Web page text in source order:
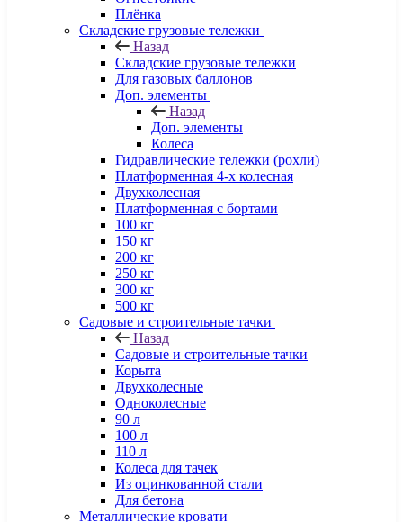
Плёнка
Складские грузовые тележки
Назад
Складские грузовые тележки
Для газовых баллонов
Доп. элементы
Назад
Доп. элементы
Колеса
Гидравлические тележки (рохли)
Платформенная 4-х колесная
Двухколесная
Платформенная с бортами
100 кг
150 кг
200 кг
250 кг
300 кг
500 кг
Садовые и строительные тачки
Назад
Садовые и строительные тачки
Корыта
Двухколесные
Одноколесные
90 л
100 л
110 л
Колеса для тачек
Из оцинкованной стали
Для бетона
Металлические кровати